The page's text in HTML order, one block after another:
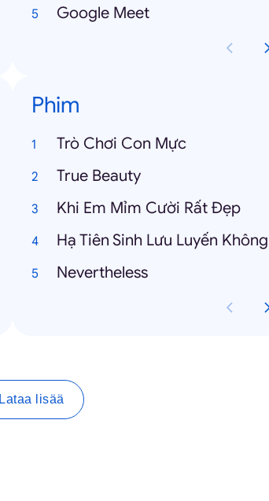
Google Meet
Phim
Trò Chơi Con Mực
True Beauty
Khi Em Mỉm Cười Rất Đẹp
Hạ Tiên Sinh Lưu Luyến
Nevertheless
Lataa lisää